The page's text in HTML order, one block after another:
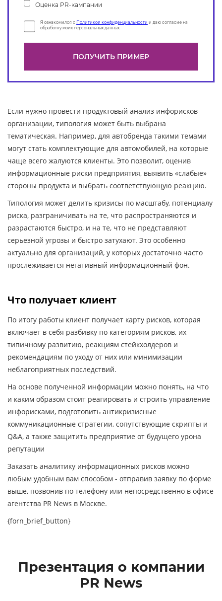
Оценка PR-кампании
Я ознакомился с Политикой конфиденциальности и даю согласие на
обработку моих персональных данных.
Если нужно провести продуктовый анализ инфорисков
организации, типология может быть выбрана
тематическая. Например, для автобренда такими темами
могут стать комплектующие для автомобилей, на которые
чаще всего жалуются клиенты. Это позволит, оценив
информационные риски предприятия, выявить «слабые»
стороны продукта и выбрать соответствующую реакцию.
Типология может делить кризисы по масштабу, потенциалу
риска, разграничивать на те, что распространяются и
разрастаются быстро, и на те, что не представляют
серьезной угрозы и быстро затухают. Это особенно
актуально для организаций, у которых достаточно часто
прослеживается негативный информационный фон.
Что получает клиент
По итогу работы клиент получает карту рисков, которая
включает в себя разбивку по категориям рисков, их
типичному развитию, реакциям стейкхолдеров и
рекомендациям по уходу от них или минимизации
неблагоприятных последствий.
На основе полученной информации можно понять, на что
и каким образом стоит реагировать и строить управление
инфорисками, подготовить антикризисные
коммуникационные стратегии, сопутствующие скрипты и
Q&A, а также защитить предприятие от будущего урона
репутации
Заказать аналитику информационных рисков можно
любым удобным вам способом - отправив заявку по форме
выше, позвонив по телефону или непосредственно в офисе
агентства PR News в Москве.
{forn_brief_button}
Презентация о компании
PR News